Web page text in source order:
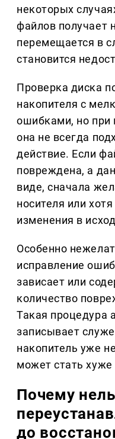
некоторых
файлов получает
перемещается в
становится
Проверка диска
накопителя с
ошибками, но при
она не всегда
действие. Если
повреждена, а
виде, сначала
носителя или
изменения в
Особенно
исправление
зависает или
количество
Такая процедура
записывает
накопитель уже
может стать
Почему
до